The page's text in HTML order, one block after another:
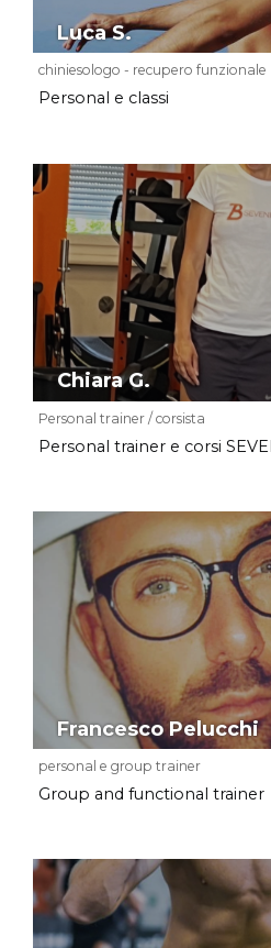
Luca S.
chiniesologo - recupero funzionale
Personal e classi
Chiara G.
Personal trainer / corsista
Personal trainer e corsi
Francesco Pelucchi
personal e group trainer
Group and functional trainer